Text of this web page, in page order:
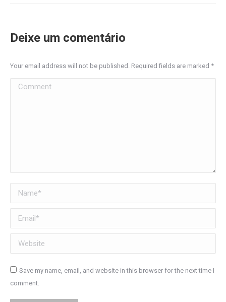
Deixe um comentário
Your email address will not be published. Required fields are marked *
Comment
Name *
Email *
Website
Save my name, email, and website in this browser for the next time I
comment.